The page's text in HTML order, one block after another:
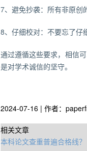
7、避免抄袭：所有非原创
8、仔细校对：不要忘了仔
通过遵循这些要求，相信
是对学术诚信的坚守。
2024-07-16 | 作者：
相关文章
本科论文查重普遍合格线？